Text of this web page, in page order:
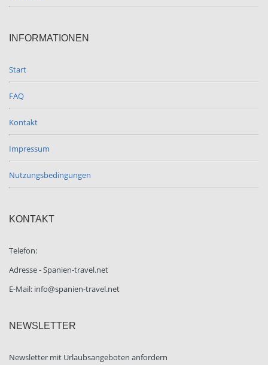
INFORMATIONEN
Start
FAQ
Kontakt
Impressum
Nutzungsbedingungen
KONTAKT
Telefon:
Adresse - Spanien-travel.net
E-Mail: info@spanien-travel.net
NEWSLETTER
Newsletter mit Urlaubsangeboten anfordern